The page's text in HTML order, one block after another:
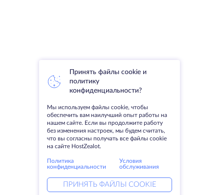
Принять файлы cookie и
политику
конфиденциальности?
Мы используем файлы cookie, чтобы
обеспечить вам наилучший опыт работы на
нашем сайте. Если вы продолжите работу
без изменения настроек, мы будем считать,
что вы согласны получать все файлы cookie
на сайте HostZealot.
Политика
конфиденциальности
Условия
обслуживания
ПРИНЯТЬ ФАЙЛЫ COOKIE